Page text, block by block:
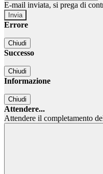
E-mail inviata, si prega di
Errore
Chiudi
Successo
Chiudi
Informazione
Chiudi
Attendere...
Attendere il completamento